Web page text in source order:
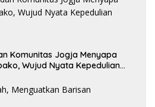
Komunitas Jogja Menyapa
Wujud Nyata Kepedulian